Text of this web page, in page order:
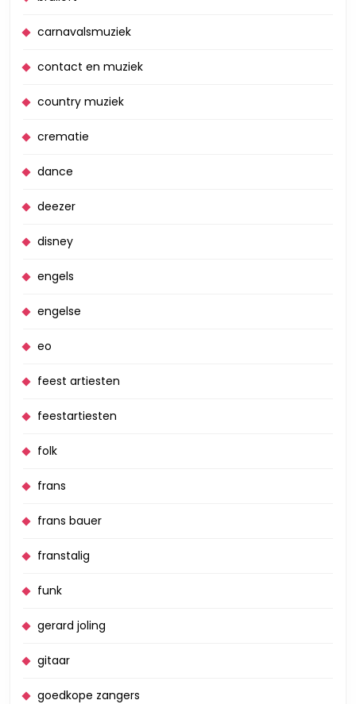
carnavalsmuziek
contact en muziek
country muziek
crematie
dance
deezer
disney
engels
engelse
eo
feest artiesten
feestartiesten
folk
frans
frans bauer
franstalig
funk
gerard joling
gitaar
goedkope zangers